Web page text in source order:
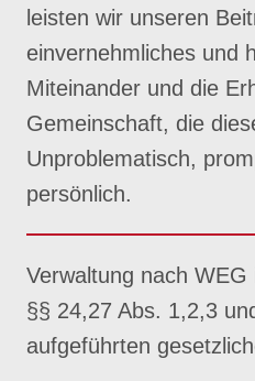
leisten wir unseren
einvernehmliches und
Miteinander und die
Gemeinschaft, die
Unproblematisch,
persönlich.
Verwaltung nach
§§ 24,27 Abs. 1,2,3
aufgeführten